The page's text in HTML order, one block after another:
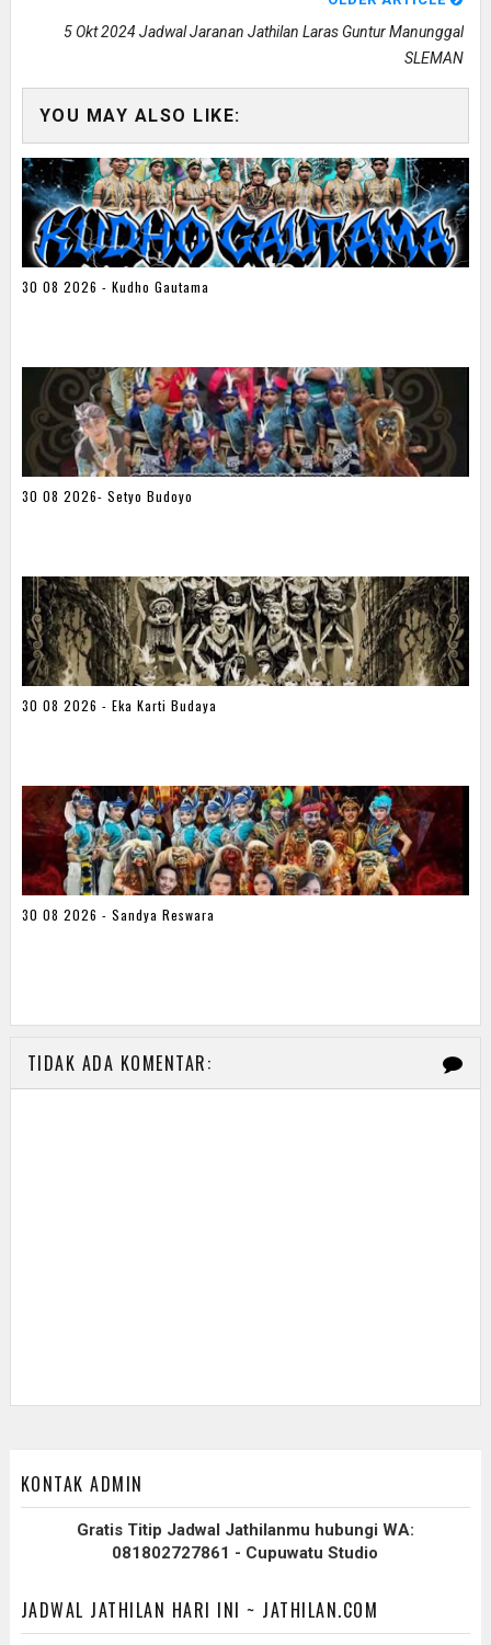
5 Okt 2024 Jadwal Jaranan Jathilan Laras Guntur Manunggal
SLEMAN
YOU MAY ALSO LIKE:
30 08 2026 - Kudho Gautama
30 08 2026- Setyo Budoyo
30 08 2026 - Eka Karti Budaya
30 08 2026 - Sandya Reswara
TIDAK ADA KOMENTAR:
KONTAK ADMIN
Gratis Titip Jadwal Jathilanmu hubungi WA:
081802727861 - Cupuwatu Studio
JADWAL JATHILAN HARI INI ~ JATHILAN.COM